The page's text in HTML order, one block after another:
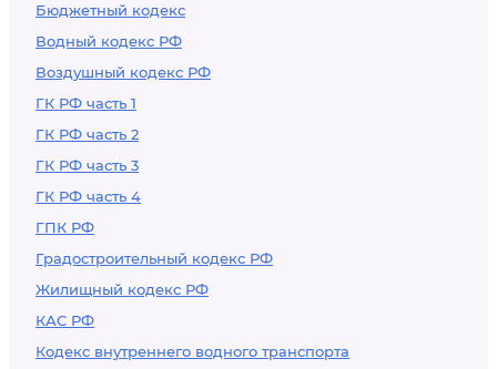
Бюджетный кодекс
Водный кодекс РФ
Воздушный кодекс РФ
ГК РФ часть 1
ГК РФ часть 2
ГК РФ часть 3
ГК РФ часть 4
ГПК РФ
Градостроительный кодекс РФ
Жилищный кодекс РФ
КАС РФ
Кодекс внутреннего водного транспорта